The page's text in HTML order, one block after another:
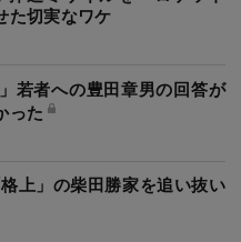
た切実なワケ
若者への豊田章男の回答が
った
上」の柴田勝家を追い抜い